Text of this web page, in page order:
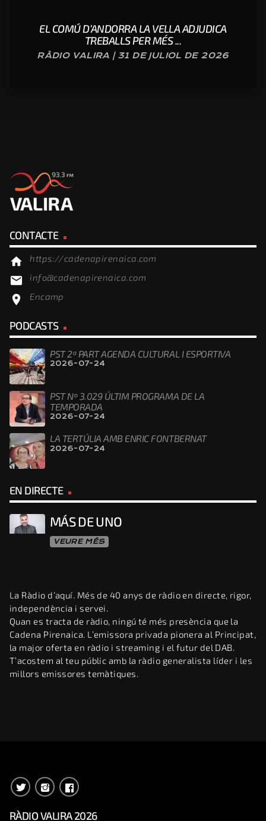
EL COMÚ D’ANDORRA LA VELLA ADJUDICA
TREBALLS PER MÉS ...
RÀDIO VALIRA | 31 DE JULIOL DE 2026
CONTACTE
home https://cadenapirenaica.com
email info@cadenapirenaica.com
location_on Encamp
PODCASTS
PST 2ª PART AGENDA CULTURAL I ESPORTIVA
2026-07-24
PST Nº 3.029 ÚLTIM PROGRAMA DE LA
TEMPORADA
2026-07-24
LA TERTÚLIA AMB ENRIC FONTBERNAT
2026-07-24
EN DIRECTE
MÁS DE UNO
VEURE MÉS
La Ràdio d’aquí. Més de 40 anys de ràdio en directe, rigor,
independència i servei.
Quan es tracta de ràdio, ningú té més presència que la
Cadena Pirenaica. L’emissora privada pionera al Principat,
la major oferta en ràdio i streaming i el futur del DAB.
T’acostem al teu públic amb la ràdio generalista líder i les
millors emissores temàtiques.
RÀDIO VALIRA 2026